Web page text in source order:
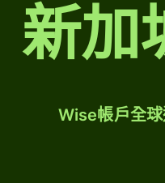
新加
Wise帳戶全